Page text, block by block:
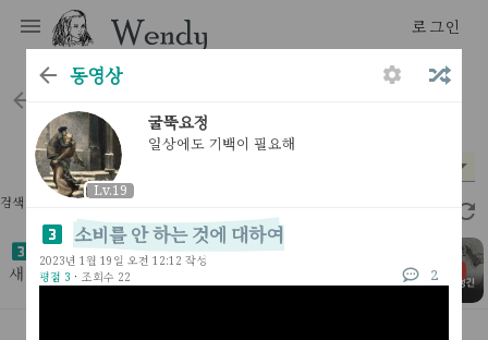
로그인
Lv.19
분야
*
시기
검색 결과 1개 0.46초
소비를 안 하는 것에 대하여
새 해를 맞아 1년 동안 어떤 목표를 가지고 생활할 것인지,
동영상
Lv.19
굴뚝요정
일상에도 기백이 필요해
소비를 안 하는 것에 대하여
2023년 1월 19일 오전 12:12 작성
평점 3 · 조회수 22 2